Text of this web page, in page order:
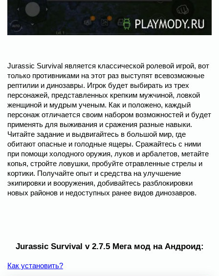
Jurassic Survival является классической ролевой игрой, вот
только противниками на этот раз выступят всевозможные
рептилии и динозавры. Игрок будет выбирать из трех
персонажей, представленных крепким мужчиной, ловкой
женщиной и мудрым ученым. Как и положено, каждый
персонаж отличается своим набором возможностей и будет
применять для выживания и сражения разные навыки.
Читайте задание и выдвигайтесь в большой мир, где
обитают опасные и голодные ящеры. Сражайтесь с ними
при помощи холодного оружия, луков и арбалетов, метайте
копья, стройте ловушки, пробуйте отравленные стрелы и
кортики. Получайте опыт и средства на улучшение
экипировки и вооружения, добивайтесь разблокировки
новых районов и недоступных ранее видов динозавров.
Jurassic Survival v 2.7.5 Мега мод на Андроид:
Как установить?